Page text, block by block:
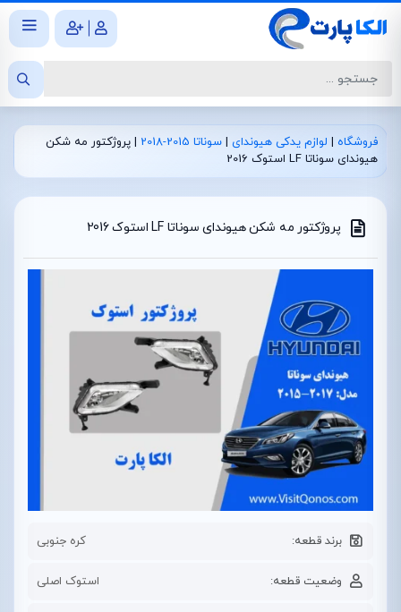
|
فروشگاه | لوازم یدکی هیوندای | سوناتا 2015-2018 | پروژکتور مه شکن
هیوندای سوناتا LF استوک 2016
پروژکتور مه شکن هیوندای سوناتا LF استوک 2016
برند قطعه: کره جنوبی
وضعیت قطعه: استوک اصلی